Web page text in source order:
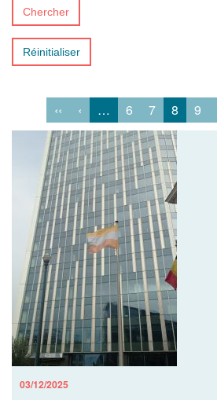
Chercher
Réinitialiser
‹‹ ‹ … 6 7 8 9
03/12/2025